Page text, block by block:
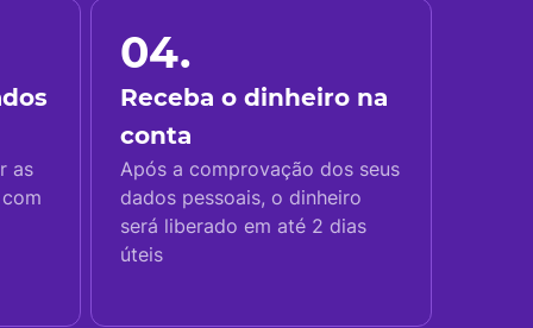
as
04.
Receba o dinheiro na
conta
Após a comprovação dos seus
dados pessoais, o dinheiro
será liberado em até 2 dias
úteis